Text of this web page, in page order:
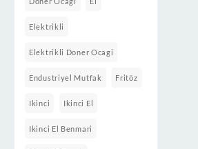
Elektrikli
Elektrikli Doner Ocagi
Endustriyel Mutfak Fritöz
Ikinci Ikinci El
Ikinci El Benmari